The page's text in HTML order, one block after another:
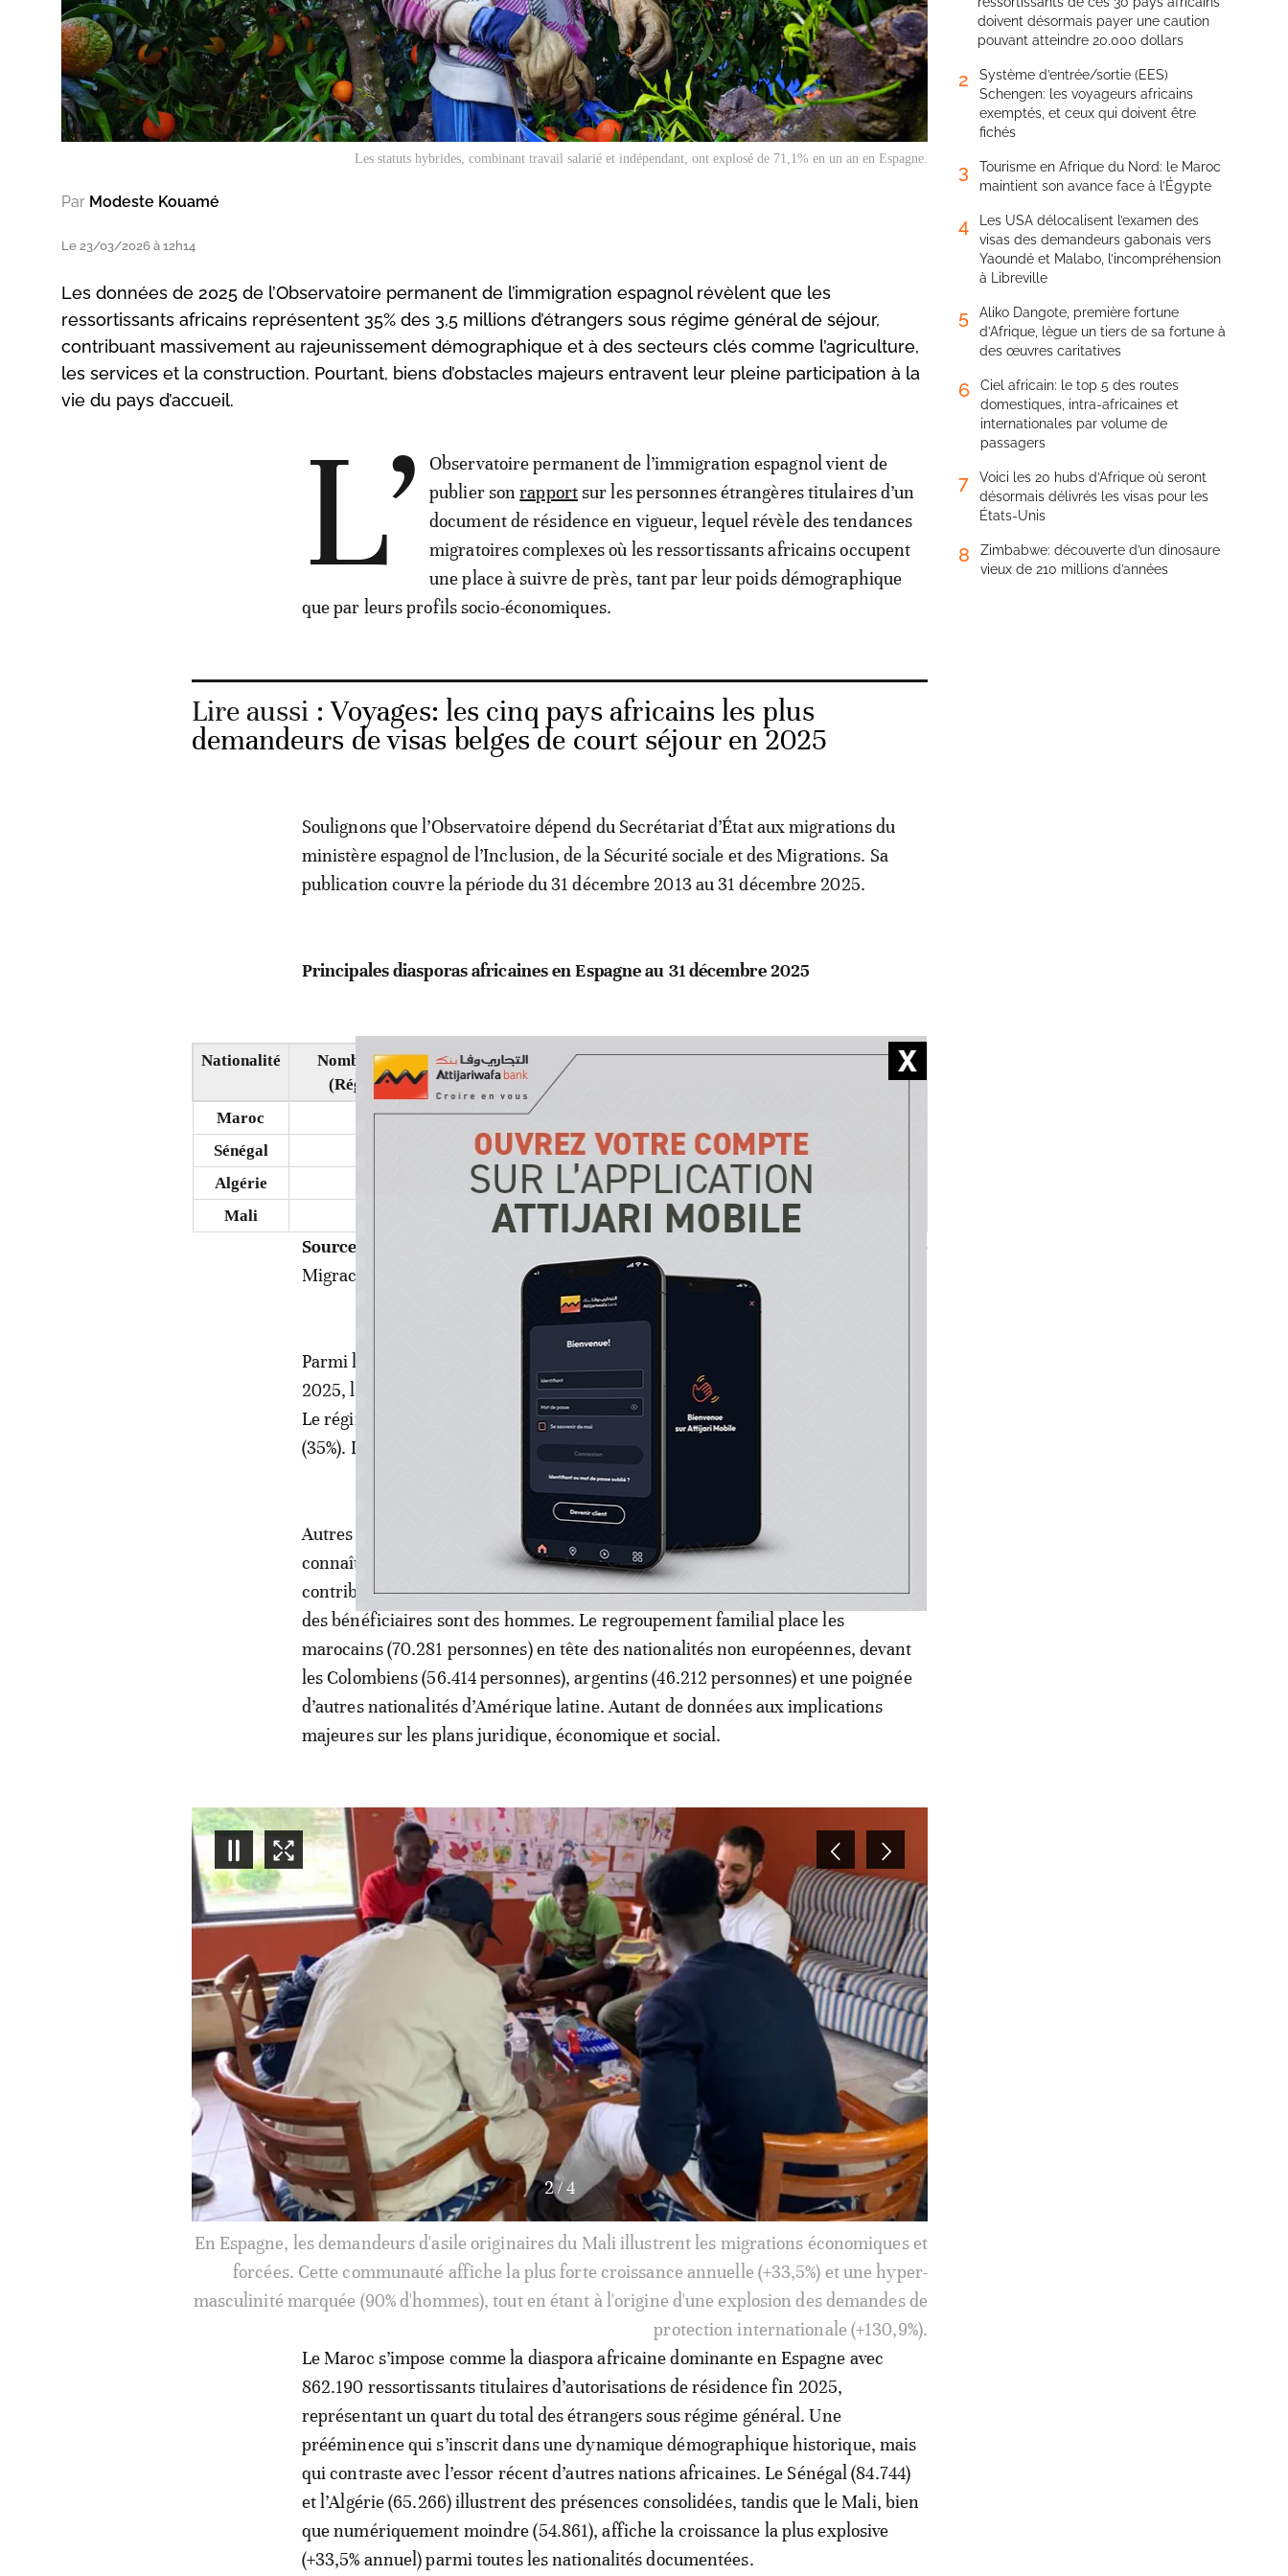
Les statuts hybrides, combinant travail salarié et indépendant, ont explosé de 71,1% en un an en Espagne.
Par Modeste Kouamé
Le 23/03/2026 à 12h14
Les données de 2025 de l’Observatoire permanent de l’immigration espagnol révèlent que les
ressortissants africains représentent 35% des 3,5 millions d’étrangers sous régime général de séjour,
contribuant massivement au rajeunissement démographique et à des secteurs clés comme l’agriculture,
les services et la construction. Pourtant, biens d’obstacles majeurs entravent leur pleine participation à la
vie du pays d’accueil.
L’
Observatoire permanent de l’immigration espagnol vient de
publier sonrapportsur les personnes étrangères titulaires d’un
document de résidence en vigueur, lequel révèle des tendances
migratoires complexes où les ressortissants africains occupent
une place à suivre de près, tant par leur poids démographique
que par leurs profils socio-économiques.
Lire aussi :Voyages: les cinq pays africains les plus
demandeurs de visas belges de court séjour en 2025
Soulignons que l’Observatoire dépend du Secrétariat d’État aux migrations du
ministère espagnol de l’Inclusion, de la Sécurité sociale et des Migrations. Sa
publication couvre la période du 31 décembre 2013 au 31 décembre 2025.
Principales diasporas africaines en Espagne au 31 décembre 2025
Nationalité
Nombre de résidents
(Régime général)
% du total du
régime général
Âge
% de mineurs
% de
femmes
Maroc
862 190
Sénégal
2% 37 ans n.d.
Algérie
2% 37 ans n.d.
Mali
33 ans n.d.
Source:
Observatorio Permanente de la Inmigración de la Secretaría de Estado de
Migraciones.
Parmi les informations clés de ce document, nous notons qu’au 31 décembre
2025, l’Espagne comptait 7,5 millions d’étrangers titulaires d’un titre de séjour.
Le régime général concerne 3,5 millions de personnes, dominé par les africains
(35%). Leur âge moyen est 36 ans, avec environ 17% de mineurs.
Autres enseignements que nous en tirons est que la protection internationale
connaît une hausse spectaculaire: +27% en un an, +799% en dix ans. L’Afrique y
contribue à 37%, avec une explosion des demandes maliennes (+130,9 %), où 98%
des bénéficiaires sont des hommes. Le regroupement familial place les
marocains (70.281 personnes) en tête des nationalités non européennes, devant
les Colombiens (56.414 personnes), argentins (46.212 personnes) et une poignée
d’autres nationalités d’Amérique latine. Autant de données aux implications
majeures sur les plans juridique, économique et social.
3/4
Avec 862 190 ressortissants, la diaspora marocaine est la plus nombreuse en Espagne. Le
vieillissement de sa population, avec un âge moyen passant de 27 à 35 ans pour les femmes en
dix ans, témoigne d'un processus de sédentarisation et d'intégration familiale.
Le Maroc s’impose comme la diaspora africaine dominante en Espagne avec
862.190 ressortissants titulaires d’autorisations de résidence fin 2025,
représentant un quart du total des étrangers sous régime général. Une
prééminence qui s’inscrit dans une dynamique démographique historique, mais
qui contraste avec l’essor récent d’autres nations africaines. Le Sénégal (84.744)
et l’Algérie (65.266) illustrent des présences consolidées, tandis que le Mali, bien
que numériquement moindre (54.861), affiche la croissance la plus explosive
(+33,5% annuel) parmi toutes les nationalités documentées.
doivent désormais payer une caution
pouvant atteindre 20.000 dollars
2
Système d’entrée/sortie (EES)
Schengen: les voyageurs africains
exemptés, et ceux qui doivent être
fichés
3
Tourisme en Afrique du Nord: le Maroc
maintient son avance face à l’Égypte
4
Les USA délocalisent l’examen des
visas des demandeurs gabonais vers
Yaoundé et Malabo, l’incompréhension
à Libreville
5
Aliko Dangote, première fortune
d’Afrique, lègue un tiers de sa fortune à
des œuvres caritatives
6
Ciel africain: le top 5 des routes
domestiques, intra-africaines et
internationales par volume de
passagers
7
Voici les 20 hubs d’Afrique où seront
désormais délivrés les visas pour les
États-Unis
8
Zimbabwe: découverte d’un dinosaure
vieux de 210 millions d’années